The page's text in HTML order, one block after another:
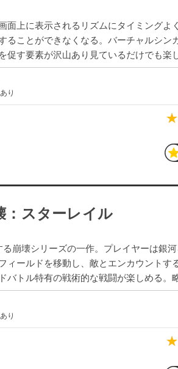
面上に表示されるリズムにタイミング
ることができなくなる。バーチャルシ
促す要素が沢山あり見ているだけでも楽
り
：スターレイル
崩壊シリーズの一作。プレイヤーは銀
ィールドを移動し、敵とエンカウント
バトル特有の戦術的な戦闘が楽しめる。
り